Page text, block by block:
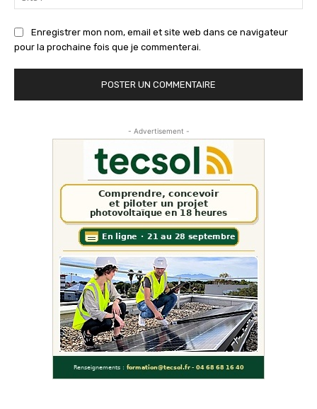
Enregistrer mon nom, email et site web dans ce navigateur
pour la prochaine fois que je commenterai.
- Advertisement -